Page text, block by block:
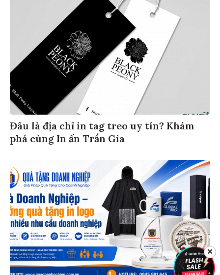
Đâu là địa chỉ in tag treo uy tín? Khám
phá cùng In ấn Trần Gia
✕